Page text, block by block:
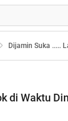
Dijamin Suka .....
di Waktu